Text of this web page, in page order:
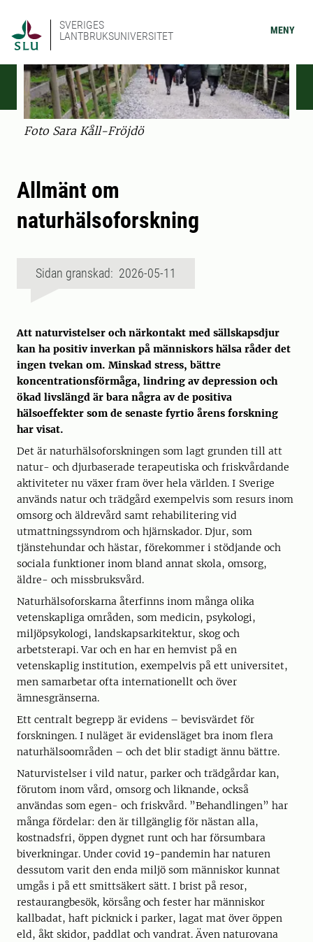
SVERIGES
LANTBRUKSUNIVERSITET
MENY
Foto Sara Kåll-Fröjdö
Allmänt om
naturhälsoforskning
Sidan granskad: 2026-05-11
Att naturvistelser och närkontakt med sällskapsdjur
kan ha positiv inverkan på människors hälsa råder det
ingen tvekan om. Minskad stress, bättre
koncentrationsförmåga, lindring av depression och
ökad livslängd är bara några av de positiva
hälsoeffekter som de senaste fyrtio årens forskning
har visat.
Det är naturhälsoforskningen som lagt grunden till att
natur- och djurbaserade terapeutiska och friskvårdande
aktiviteter nu växer fram över hela världen. I Sverige
används natur och trädgård exempelvis som resurs inom
omsorg och äldrevård samt rehabilitering vid
utmattningssyndrom och hjärnskador. Djur, som
tjänstehundar och hästar, förekommer i stödjande och
sociala funktioner inom bland annat skola, omsorg,
äldre- och missbruksvård.
Naturhälsoforskarna återfinns inom många olika
vetenskapliga områden, som medicin, psykologi,
miljöpsykologi, landskapsarkitektur, skog och
arbetsterapi. Var och en har en hemvist på en
vetenskaplig institution, exempelvis på ett universitet,
men samarbetar ofta internationellt och över
ämnesgränserna.
Ett centralt begrepp är evidens – bevisvärdet för
forskningen. I nuläget är evidensläget bra inom flera
naturhälsoområden – och det blir stadigt ännu bättre.
Naturvistelser i vild natur, parker och trädgårdar kan,
förutom inom vård, omsorg och liknande, också
användas som egen- och friskvård. ”Behandlingen” har
många fördelar: den är tillgänglig för nästan alla,
kostnadsfri, öppen dygnet runt och har försumbara
biverkningar. Under covid 19-pandemin har naturen
dessutom varit den enda miljö som människor kunnat
umgås i på ett smittsäkert sätt. I brist på resor,
restaurangbesök, körsång och fester har människor
kallbadat, haft picknick i parker, lagat mat över öppen
eld, åkt skidor, paddlat och vandrat. Även naturovana